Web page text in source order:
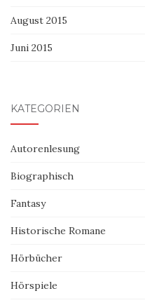
August 2015
Juni 2015
KATEGORIEN
Autorenlesung
Biographisch
Fantasy
Historische Romane
Hörbücher
Hörspiele